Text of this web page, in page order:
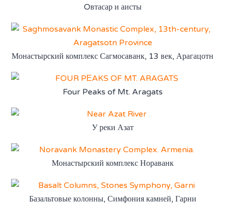
Oвтасар и аисты
Монастырский комплекс Сагмосаванк, 13 век, Арагацотн
Four Peaks of Mt. Aragats
У реки Азат
Монастырский комплекс Нораванк
Базальтовые колонны, Симфония камней, Гарни